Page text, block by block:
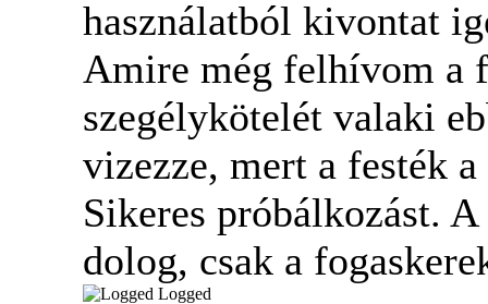
használatból kivontat
Amire még felhívom a
szegélykötelét valaki
vizezze, mert a festék
Sikeres próbálkozást.
dolog, csak a
Logged